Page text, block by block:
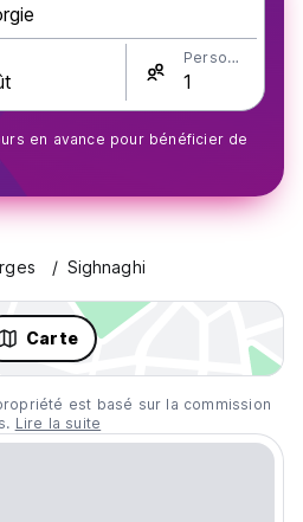
Personnes
en avance pour bénéficier de
Sighnaghi
Carte
est basé sur la commission
Lire la suite